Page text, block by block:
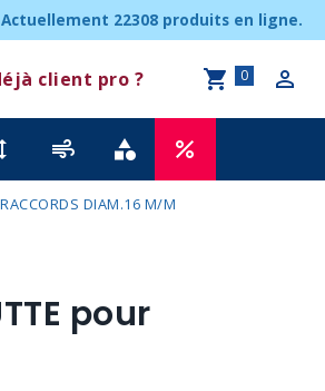
Actuellement 22308 produits en ligne.
client pro ?
air category percent
0
RACCORDS DIAM.16 M/M
pour